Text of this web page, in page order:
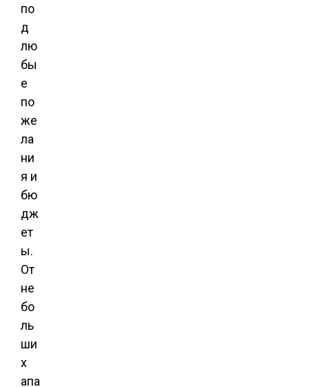
по
д
лю
бы
е
по
же
ла
ни
я и
бю
дж
ет
ы.
От
не
бо
ль
ши
х
апа